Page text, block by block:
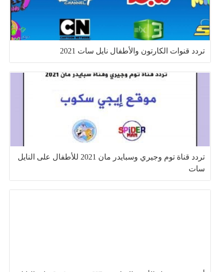
تردد قنوات الكارتون والأطفال نايل سات 2021
تردد قناة توم وجيري وسبايدر مان 2021 للأطفال على النايل
سات